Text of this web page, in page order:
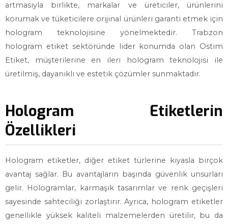
artmasıyla birlikte, markalar ve üreticiler, ürünlerini
korumak ve tüketicilere orijinal ürünleri garanti etmek için
hologram teknolojisine yönelmektedir. Trabzon
hologram etiket sektöründe lider konumda olan Ostim
Etiket, müşterilerine en ileri hologram teknolojisi ile
üretilmiş, dayanıklı ve estetik çözümler sunmaktadır.
Hologram Etiketlerin
Özellikleri
Hologram etiketler, diğer etiket türlerine kıyasla birçok
avantaj sağlar. Bu avantajların başında güvenlik unsurları
gelir. Hologramlar, karmaşık tasarımlar ve renk geçişleri
sayesinde sahteciliği zorlaştırır. Ayrıca, hologram etiketler
genellikle yüksek kaliteli malzemelerden üretilir, bu da